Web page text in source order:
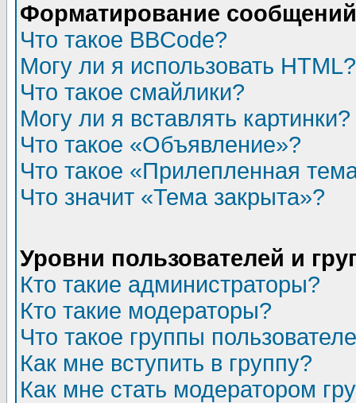
Форматирование
Что такое BBCode?
Могу ли я использовать HTML?
Что такое смайлики?
Могу ли я вставлять картинки?
Что такое «Объявление»?
Что такое «Прилепленная
Что значит «Тема закрыта»?
Уровни пользователей и
Кто такие администраторы?
Кто такие модераторы?
Что такое группы
Как мне вступить в группу?
Как мне стать модератором